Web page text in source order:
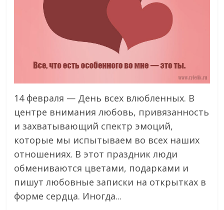
14 февраля — День всех влюбленных. В
центре внимания любовь, привязанность
и захватывающий спектр эмоций,
которые мы испытываем во всех наших
отношениях. В этот праздник люди
обмениваются цветами, подарками и
пишут любовные записки на открытках в
форме сердца. Иногда...